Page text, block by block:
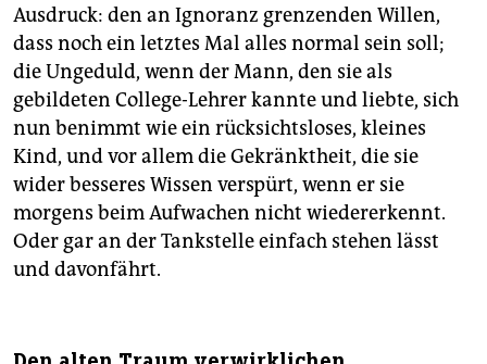
Ausdruck: den an Ignoranz grenzenden Willen,
dass noch ein letztes Mal alles normal sein soll;
die Ungeduld, wenn der Mann, den sie als
gebildeten College-Lehrer kannte und liebte, sich
nun benimmt wie ein rücksichtsloses, kleines
Kind, und vor allem die Gekränktheit, die sie
wider besseres Wissen verspürt, wenn er sie
morgens beim Aufwachen nicht wiedererkennt.
Oder gar an der Tankstelle einfach stehen lässt
und davonfährt.